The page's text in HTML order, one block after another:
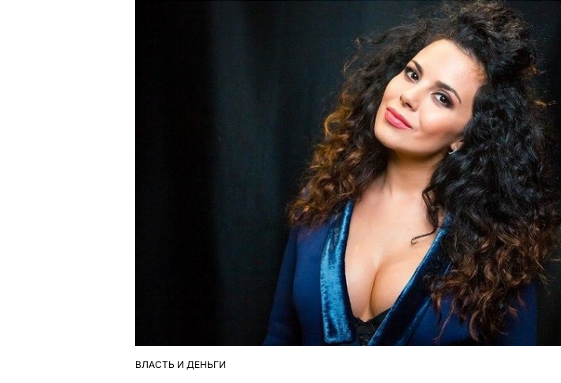
ОПУБЛІКУВАТИ
ВЛАСТЬ И ДЕНЬГИ